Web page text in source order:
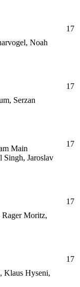
Noah
17
Serzan
17
Main
Singh, Jaroslav
17
Moritz,
17
Klaus Hyseni,
17